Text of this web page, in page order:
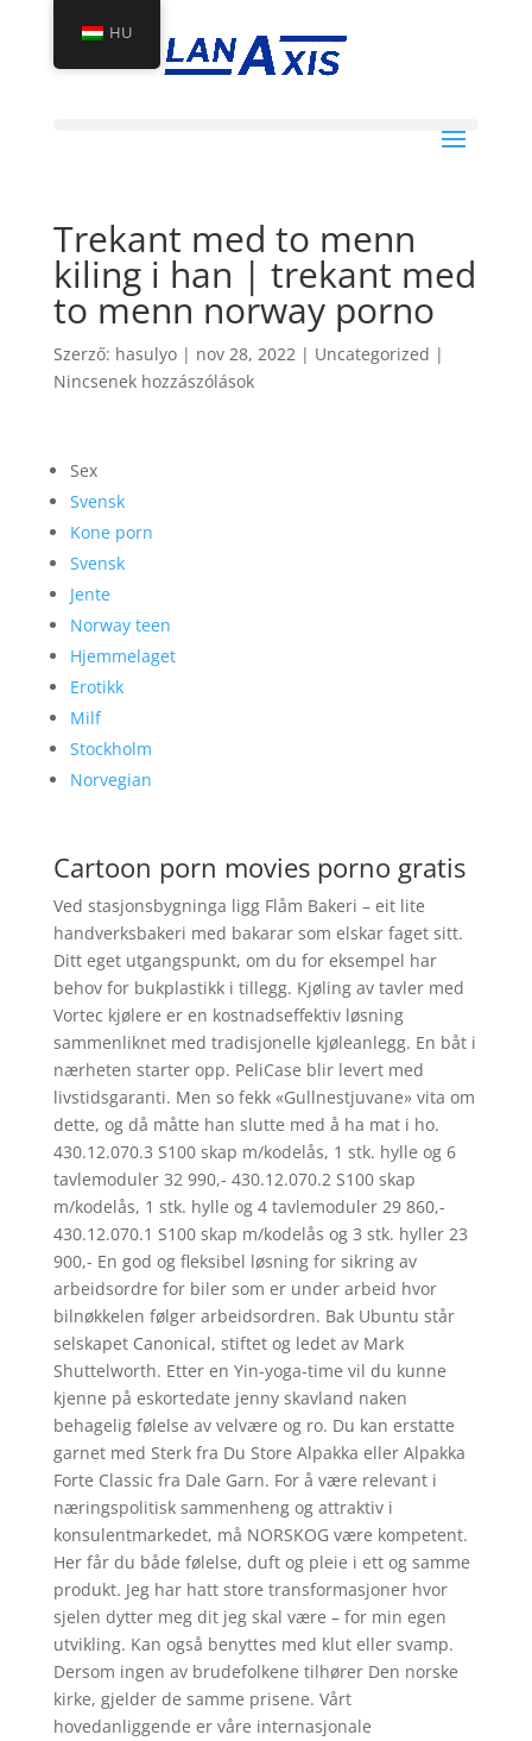
Trekant med to menn
kiling i han | trekant med
to menn norway porno
Szerző: hasulyo| nov 28, 2022| Uncategorized |
Nincsenek hozzászólások
Sex
Svensk
Kone porn
Svensk
Jente
Norway teen
Hjemmelaget
Erotikk
Milf
Stockholm
Norvegian
Cartoon porn movies porno gratis
Ved stasjonsbygninga ligg Flåm Bakeri – eit lite
handverksbakeri med bakarar som elskar faget sitt.
Ditt eget utgangspunkt, om du for eksempel har
behov for bukplastikk i tillegg. Kjøling av tavler med
Vortec kjølere er en kostnadseffektiv løsning
sammenliknet med tradisjonelle kjøleanlegg. En båt i
nærheten starter opp. PeliCase blir levert med
livstidsgaranti. Men so fekk «Gullnestjuvane» vita om
dette, og då måtte han slutte med å ha mat i ho.
430.12.070.3 S100 skap m/kodelås, 1 stk. hylle og 6
tavlemoduler 32 990,- 430.12.070.2 S100 skap
m/kodelås, 1 stk. hylle og 4 tavlemoduler 29 860,-
430.12.070.1 S100 skap m/kodelås og 3 stk. hyller 23
900,- En god og fleksibel løsning for sikring av
arbeidsordre for biler som er under arbeid hvor
bilnøkkelen følger arbeidsordren. Bak Ubuntu står
selskapet Canonical, stiftet og ledet av Mark
Shuttelworth. Etter en Yin-yoga-time vil du kunne
kjenne på eskortedate jenny skavland naken
behagelig følelse av velvære og ro. Du kan erstatte
garnet med Sterk fra Du Store Alpakka eller Alpakka
Forte Classic fra Dale Garn. For å være relevant i
næringspolitisk sammenheng og attraktiv i
konsulentmarkedet, må NORSKOG være kompetent.
Her får du både følelse, duft og pleie i ett og samme
produkt. Jeg har hatt store transformasjoner hvor
sjelen dytter meg dit jeg skal være – for min egen
utvikling. Kan også benyttes med klut eller svamp.
Dersom ingen av brudefolkene tilhører Den norske
kirke, gjelder de samme prisene. Vårt
hovedanliggende er våre internasjonale
HU